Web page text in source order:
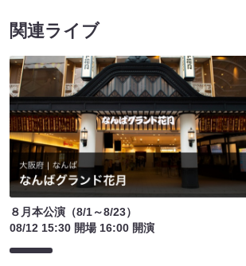
関連ライブ
８月本公演（8/1～8/23）
08/12 15:30 開場 16:00 開演